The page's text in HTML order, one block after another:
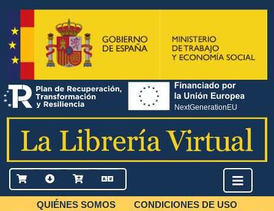
QUIÉNES SOMOS
CONDICIONES DE USO